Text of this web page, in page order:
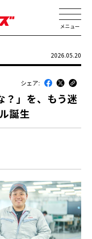
メニュー
ース
ネス
ーツ
2026.05.20
シェア:
？」を、もう迷
誕生